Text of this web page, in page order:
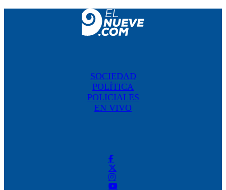
SOCIEDAD
POLÍTICA
POLICIALES
EN VIVO